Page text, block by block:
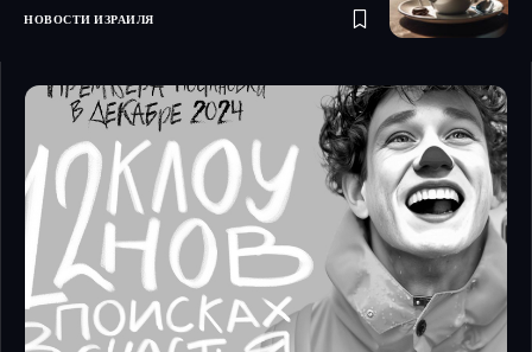
НОВОСТИ ИЗРАИЛЯ